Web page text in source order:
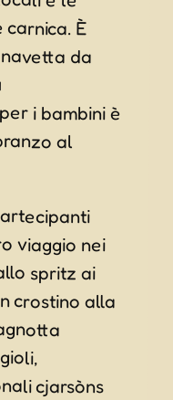
nei
spritz ai
alla
pagnotta
fagioli,
cjarsòns
con
ai tipici
e alla